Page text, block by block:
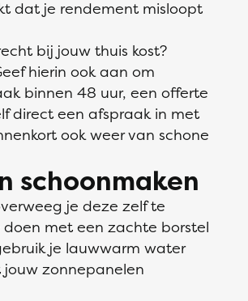
dat je rendement misloopt
bij jouw thuis kost?
hierin ook aan om
binnen 48 uur, een offerte
direct een afspraak in met
ook weer van schone
schoonmaken
je deze zelf te
met een zachte borstel
je lauwwarm water
zonnepanelen